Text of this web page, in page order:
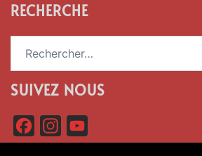
RECHERCHE
SUIVEZ NOUS
a
n
o